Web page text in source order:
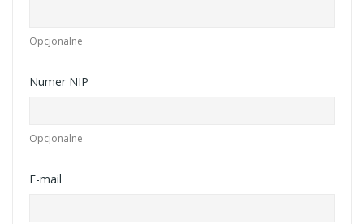
Opcjonalne
Numer NIP
Opcjonalne
E-mail